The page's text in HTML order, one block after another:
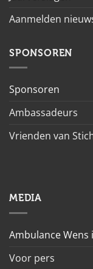
Aanmelden
SPONSOREN
Sponsoren
Ambassadeurs
Vrienden van
MEDIA
Ambulance Wens
Voor pers